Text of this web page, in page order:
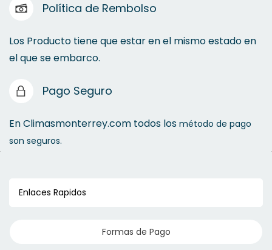
Política de Rembolso
Los Producto tiene que estar en el mismo estado en
el que se embarco.
Pago Seguro
En Climasmonterrey.com todos los método de pago
son seguros.
Enlaces Rapidos
Formas de Pago